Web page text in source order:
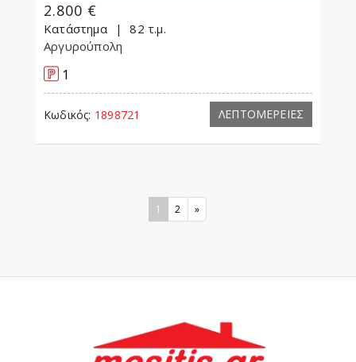
2.800 €
Κατάστημα
82 τ.μ.
Αργυρούπολη
1
Κωδικός: 1898721 ΛΕΠΤΟΜΕΡΕΙΕΣ
1 2 »